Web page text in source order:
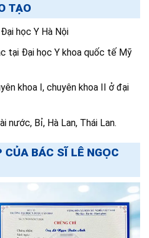
TẠO
học Y Hà Nội
tại Đại học Y khoa quốc tế Mỹ
khoa I, chuyên khoa II ở đại
nước, Bỉ, Hà Lan, Thái Lan.
CỦA BÁC SĨ LÊ NGỌC